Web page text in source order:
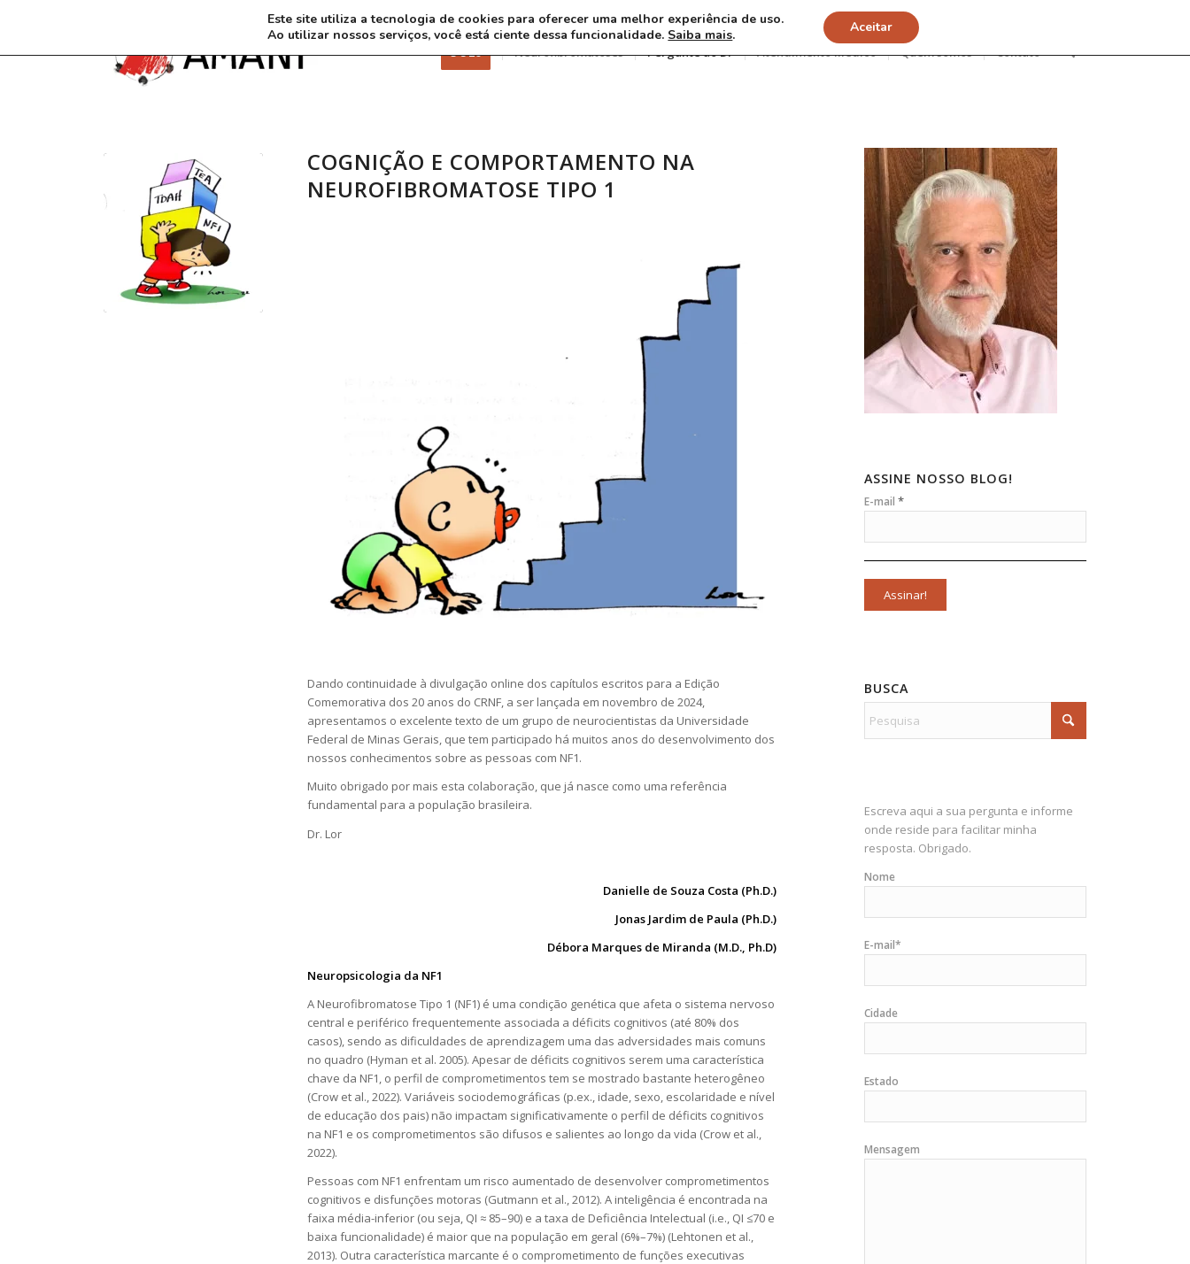
3 8 26 Neurofibromatoses Pergunte ao Dr Atendimento Médico Quem somos Contato
COGNIÇÃO E COMPORTAMENTO NA
NEUROFIBROMATOSE TIPO 1
Dando continuidade à divulgação online dos capítulos escritos para a Edição
Comemorativa dos 20 anos do CRNF, a ser lançada em novembro de 2024,
apresentamos o excelente texto de um grupo de neurocientistas da Universidade
Federal de Minas Gerais, que tem participado há muitos anos do desenvolvimento dos
nossos conhecimentos sobre as pessoas com NF1.
Muito obrigado por mais esta colaboração, que já nasce como uma referência
fundamental para a população brasileira.
Dr. Lor
Danielle de Souza Costa (Ph.D.)
Jonas Jardim de Paula (Ph.D.)
Débora Marques de Miranda (M.D., Ph.D)
Neuropsicologia da NF1
A Neurofibromatose Tipo 1 (NF1) é uma condição genética que afeta o sistema nervoso
central e periférico frequentemente associada a déficits cognitivos (até 80% dos
casos), sendo as dificuldades de aprendizagem uma das adversidades mais comuns
no quadro (Hyman et al. 2005). Apesar de déficits cognitivos serem uma característica
chave da NF1, o perfil de comprometimentos tem se mostrado bastante heterogêneo
(Crow et al., 2022). Variáveis sociodemográficas (p.ex., idade, sexo, escolaridade e nível
de educação dos pais) não impactam significativamente o perfil de déficits cognitivos
na NF1 e os comprometimentos são difusos e salientes ao longo da vida (Crow et al.,
2022).
Pessoas com NF1 enfrentam um risco aumentado de desenvolver comprometimentos
cognitivos e disfunções motoras (Gutmann et al., 2012). A inteligência é encontrada na
faixa média-inferior (ou seja, QI ≈ 85–90) e a taxa de Deficiência Intelectual (i.e., QI ≤70 e
baixa funcionalidade) é maior que na população em geral (6%–7%) (Lehtonen et al.,
2013). Outra característica marcante é o comprometimento de funções executivas
ASSINE NOSSO BLOG!
E-mail*
BUSCA
Escreva aqui a sua pergunta e informe
onde reside para facilitar minha
resposta. Obrigado.
Nome
E-mail*
Cidade
Estado
Mensagem
Este site utiliza a tecnologia de cookies para oferecer uma melhor experiência de uso.
Ao utilizar nossos serviços, você está ciente dessa funcionalidade. Saiba mais. Aceitar